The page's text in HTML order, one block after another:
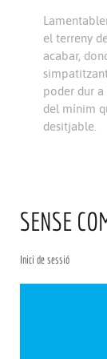
el terreny
acabar,
poder dur
del mínim
desitjable.
SENSE
Inici de sessió